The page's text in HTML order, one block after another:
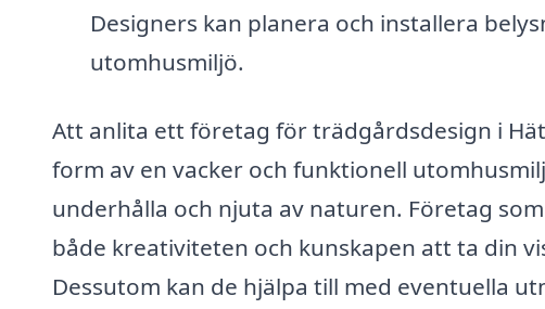
Designers kan planera och installera
utomhusmiljö.
Att anlita ett företag för trädgårdsdesign i
form av en vacker och funktionell
underhålla och njuta av naturen. Företag
både kreativiteten och kunskapen att ta din
Dessutom kan de hjälpa till med eventuella